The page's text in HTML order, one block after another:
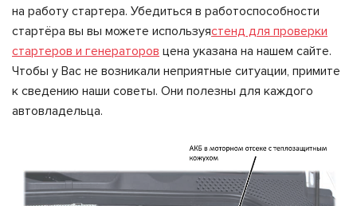
на работу стартера. Убедиться в работоспособности
стартёра вы вы можете используястенд для проверки
стартеров и генераторов цена указана на нашем сайте.
Чтобы у Вас не возникали неприятные ситуации, примите
к сведению наши советы. Они полезны для каждого
автовладельца.